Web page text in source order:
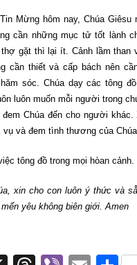
Mừng hôm nay, Chúa Giêsu
cần những mục tử tốt lành
gặt thì lại ít. Cảnh lầm than
cần thiết và cấp bách nên
sóc. Chúa dạy các tông
luôn muốn mỗi người trong
đem Chúa đến cho người
và đem tình thương của
tông đồ trong mọi hòan cảnh.
xin cho con luôn ý thức và
yêu không biên giới. Amen